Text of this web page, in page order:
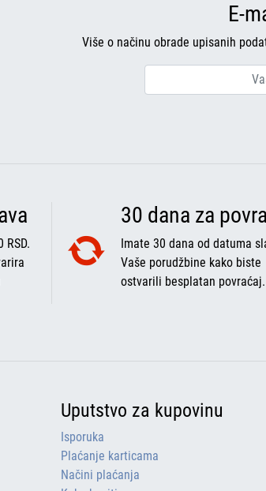
E-
Više o načinu obrade upisanih
RSD.
30 dana za
Imate 30 dana od datuma
Vaše porudžbine kako biste
ostvarili besplatan povraćaj.
Uputstvo za kupovinu
Isporuka
Plaćanje karticama
Načini plaćanja